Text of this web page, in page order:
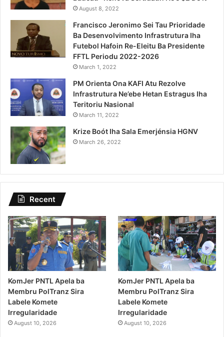
August 8, 2022
Francisco Jeronimo Sei Tau Prioridade
Ba Desenvolvimento Infrastrutura Iha
Futebol Hafoin Re-Eleitu Ba Presidente
FFTL Periodu 2022-2026
March 1, 2022
PM Orienta Ona KAFI Atu Rezolve
Infrastrutura Ne’ebe Hetan Estragus Iha
Teritoriu Nasional
March 11, 2022
Krize Boót Iha Sala Emerjénsia HGNV
March 26, 2022
Recent
KomJer PNTL Apela ba
Membru PolTranz Sira
Labele Komete
Irregularidade
August 10, 2026
KomJer PNTL Apela ba
Membru PolTranz Sira
Labele Komete
Irregularidade
August 10, 2026